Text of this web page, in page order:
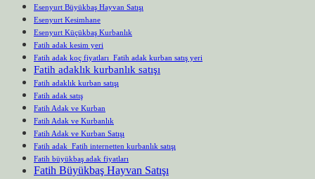
Esenyurt Büyükbaş Hayvan Satışı
Esenyurt Kesimhane
Esenyurt Küçükbaş Kurbanlık
Fatih adak kesim yeri
Fatih adak koç fiyatları Fatih adak kurban satış yeri
Fatih adaklık kurbanlık satışı
Fatih adaklık kurban satışı
Fatih adak satış
Fatih Adak ve Kurban
Fatih Adak ve Kurbanlık
Fatih Adak ve Kurban Satışı
Fatih adak Fatih internetten kurbanlık satışı
Fatih büyükbaş adak fiyatları
Fatih Büyükbaş Hayvan Satışı